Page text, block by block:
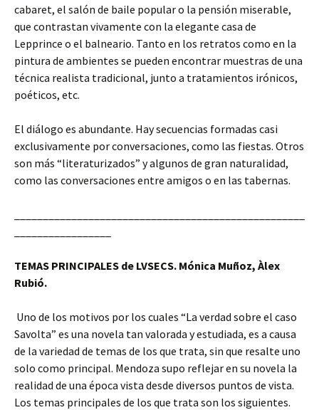
cabaret, el salón de baile popular o la pensión miserable,
que contrastan vivamente con la elegante casa de
Lepprince o el balneario. Tanto en los retratos como en la
pintura de ambientes se pueden encontrar muestras de una
técnica realista tradicional, junto a tratamientos irónicos,
poéticos, etc.
El diálogo es abundante. Hay secuencias formadas casi
exclusivamente por conversaciones, como las fiestas. Otros
son más “literaturizados” y algunos de gran naturalidad,
como las conversaciones entre amigos o en las tabernas.
TEMAS PRINCIPALES de LVSECS. Mónica Muñoz, Àlex
Rubió.
Uno de los motivos por los cuales “La verdad sobre el caso
Savolta” es una novela tan valorada y estudiada, es a causa
de la variedad de temas de los que trata, sin que resalte uno
solo como principal. Mendoza supo reflejar en su novela la
realidad de una época vista desde diversos puntos de vista.
Los temas principales de los que trata son los siguientes.